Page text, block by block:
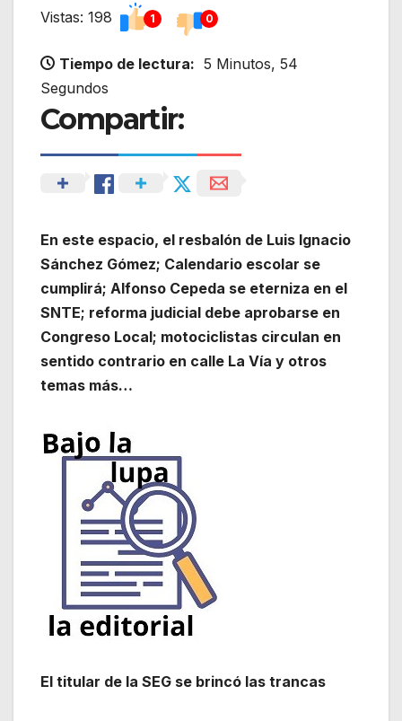
Vistas: 198 1 0
Tiempo de lectura: 5 Minutos, 54
Segundos
Compartir:
En este espacio, el resbalón de Luis Ignacio
Sánchez Gómez; Calendario escolar se
cumplirá; Alfonso Cepeda se eterniza en el
SNTE; reforma judicial debe aprobarse en
Congreso Local; motociclistas circulan en
sentido contrario en calle La Vía y otros
temas más…
El titular de la SEG se brincó las trancas